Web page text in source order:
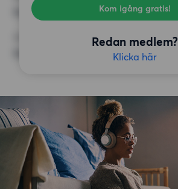
Kom igång gratis!
Redan medlem?
Klicka här
Inga speciella krav
ÖVRIGA PREFERENSER
Inga speciella preferenser